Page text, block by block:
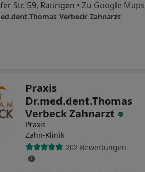
Str. 59, Ratingen • Zu Google Maps
Verbeck Zahnarzt
Praxis
Dr.med.dent.Thomas
Verbeck Zahnarzt
Praxis
Zahn-Klinik
202 Bewertungen